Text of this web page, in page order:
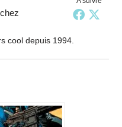
cool depuis 1994.